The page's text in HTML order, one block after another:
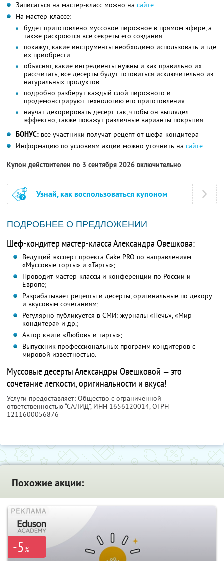
Записаться на мастер-класс можно на сайте
На мастер-классе:
будет приготовлено муссовое пирожное в прямом эфире, а
также раскроются все секреты его создания
покажут, какие инструменты необходимо использовать и где
их приобрести
объяснят, какие ингредиенты нужны и как правильно их
рассчитать, все десерты будут готовиться исключительно из
натуральных продуктов
подробно разберут каждый слой пирожного и
продемонстрируют технологию его приготовления
научат декорировать десерт так, чтобы он выглядел
эффектно, также покажут различные варианты покрытия
БОНУС: все участники получат рецепт от шефа-кондитера
Информацию по условиям акции можно уточнить на сайте
Купон действителен по 3 сентября 2026 включительно
Узнай, как воспользоваться купоном
ПОДРОБНЕЕ О ПРЕДЛОЖЕНИИ
Шеф-кондитер мастер-класса Александра Овешкова:
Ведущий эксперт проекта Cake PRO по направлениям
«Муссовые торты» и «Тарты»;
Проводит мастер-классы и конференции по России и
Европе;
Разрабатывает рецепты и десерты, оригинальные по декору
и вкусовым сочетаниям;
Регулярно публикуется в СМИ: журналы «Печь», «Мир
кондитера» и др.;
Автор книги «Любовь и тарты»;
Выпускник профессиональных программ кондитеров с
мировой известностью.
Муссовые десерты Александры Овешковой — это
сочетание легкости, оригинальности и вкуса!
Услуги предоставляет: Общество с ограниченной
ответственностью “САЛИД”, ИНН 1656120014, ОГРН
1211600056876
Похожие акции:
-5%